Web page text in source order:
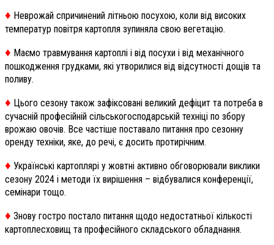
♦️ Неврожай спричинений літньою посухою, коли від високих
температур повітря картопля зупиняла свою вегетацію.
♦️ Маємо травмування картоплі і від посухи і від механічного
пошкодження грудками, які утворилися від відсутності дощів та
поливу.
♦️ Цього сезону також зафіксовані великий дефіцит та потреба в
сучасній професійній сільськогосподарській техніці по збору
врожаю овочів. Все частіше поставало питання про сезонну
оренду техніки, яке, до речі, є досить протирічним.
♦️ Українські картоплярі у жовтні активно обговорювали виклики
сезону 2024 і методи їх вирішення – відбувалися конференції,
семінари тощо.
♦️ Знову гостро постало питання щодо недостатньої кількості
картоплесховищ та професійного складського обладнання.